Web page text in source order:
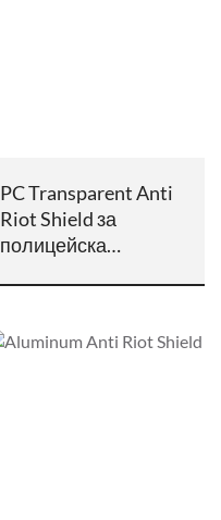
PC Transparent Anti
Riot Shield за
полицейска